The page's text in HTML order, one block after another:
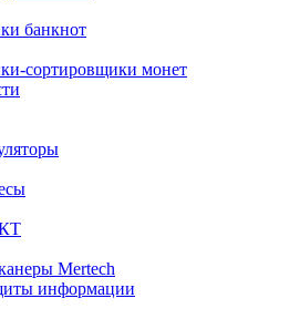
банкнот
сортировщики монет
Mertech
информации